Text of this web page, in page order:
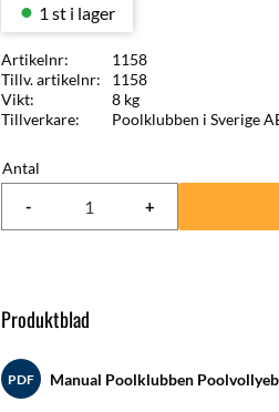
Antal
+
-
1 st i lager
Artikelnr
1158
Tillv. artikelnr
1158
Vikt
8 kg
Tillverkare
Poolklubben i Sverige
Produktblad
PDF Manual Poolklubben